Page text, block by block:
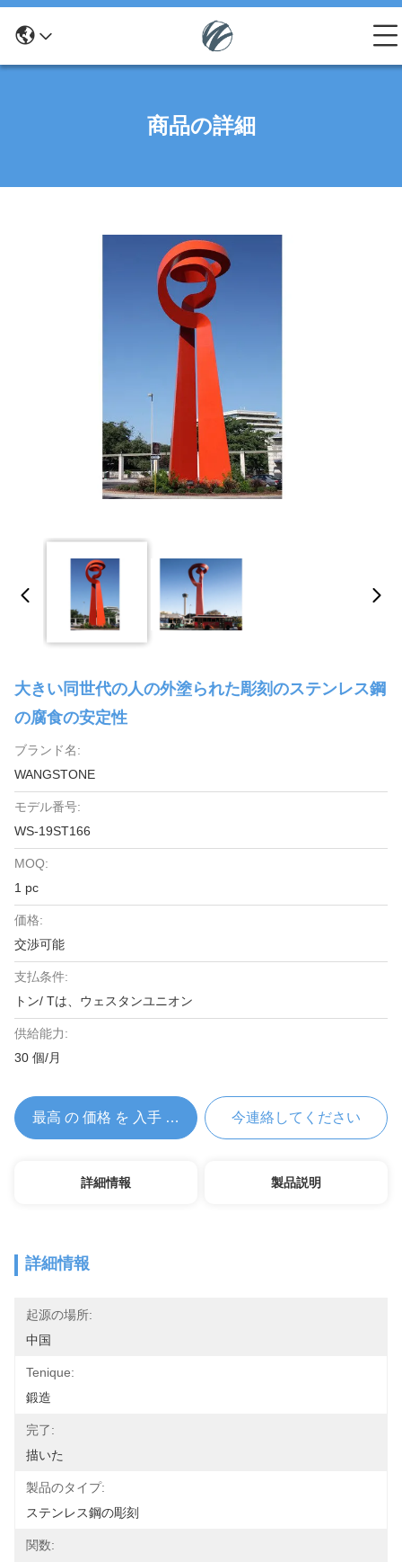
商品の詳細
大きい同世代の人の外塗られた彫刻のステンレス鋼
の腐食の安定性
ブランド名:
WANGSTONE
モデル番号:
WS-19ST166
MOQ:
1 pc
価格:
交渉可能
支払条件:
トン/ Tは、ウェスタンユニオン
供給能力:
30 個/月
最高 の 価格 を 入手 する 今連絡してください
詳細情報 製品説明
詳細情報
起源の場所:
中国
Tenique:
鍛造
完了:
描いた
製品のタイプ:
ステンレス鋼の彫刻
関数: